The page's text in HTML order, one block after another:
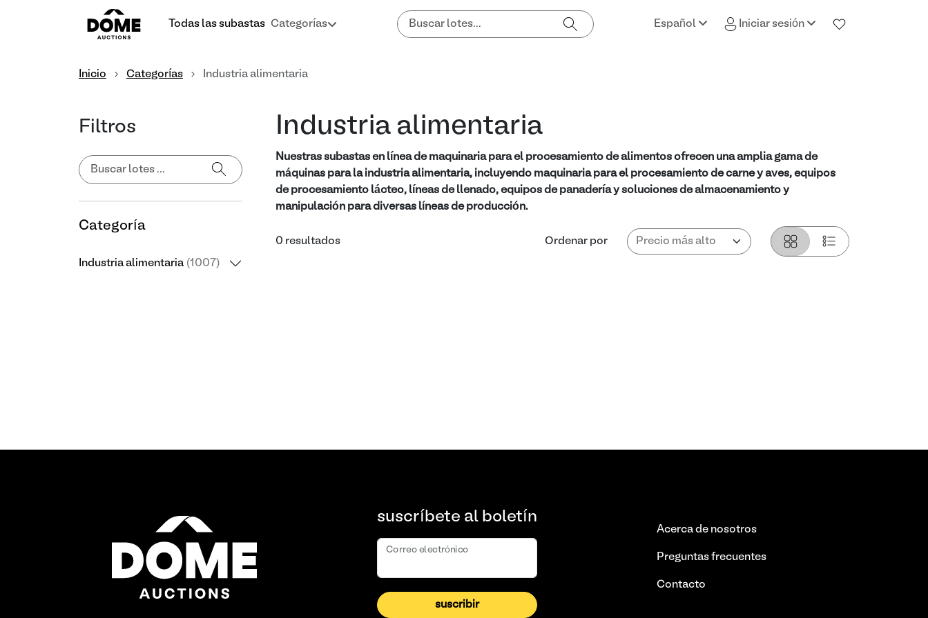
Todas las subastas Categorías Español Iniciar sesión
Inicio Categorías Industria alimentaria
Filtros
Categoría
Industria alimentaria (1007)
Industria alimentaria
Nuestras subastas en línea de maquinaria para el procesamiento de alimentos ofrecen una amplia gama de
máquinas para la industria alimentaria, incluyendo maquinaria para el procesamiento de carne y aves, equipos
de procesamiento lácteo, líneas de llenado, equipos de panadería y soluciones de almacenamiento y
manipulación para diversas líneas de producción.
0 resultados Ordenar por
suscríbete al boletín
Correo electrónico
suscribir
Acerca de nosotros
Preguntas frecuentes
Contacto